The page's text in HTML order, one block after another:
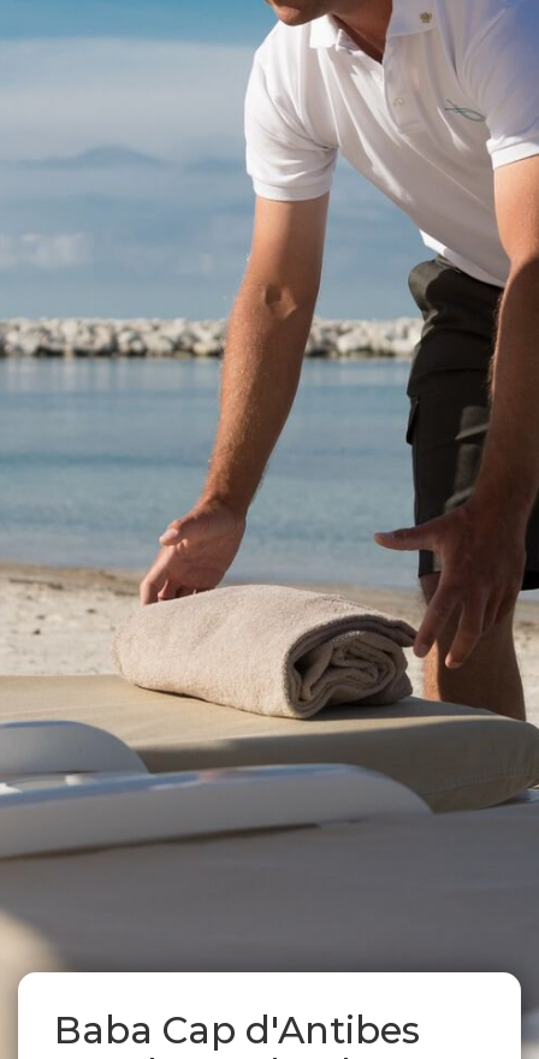
Baba Cap d'Antibes